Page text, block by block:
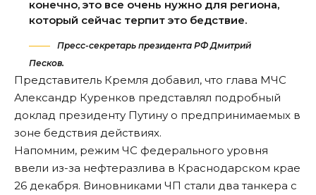
конечно, это все очень нужно для региона,
который сейчас терпит это бедствие.
Пресс-секретарь президента РФ Дмитрий
Песков.
Представитель Кремля добавил, что глава МЧС
Александр Куренков представлял подробный
доклад президенту Путину о предпринимаемых в
зоне бедствия действиях.
Напомним, режим ЧС федерального уровня
ввели из-за нефтеразлива в Краснодарском крае
26 декабря. Виновниками ЧП стали два танкера с